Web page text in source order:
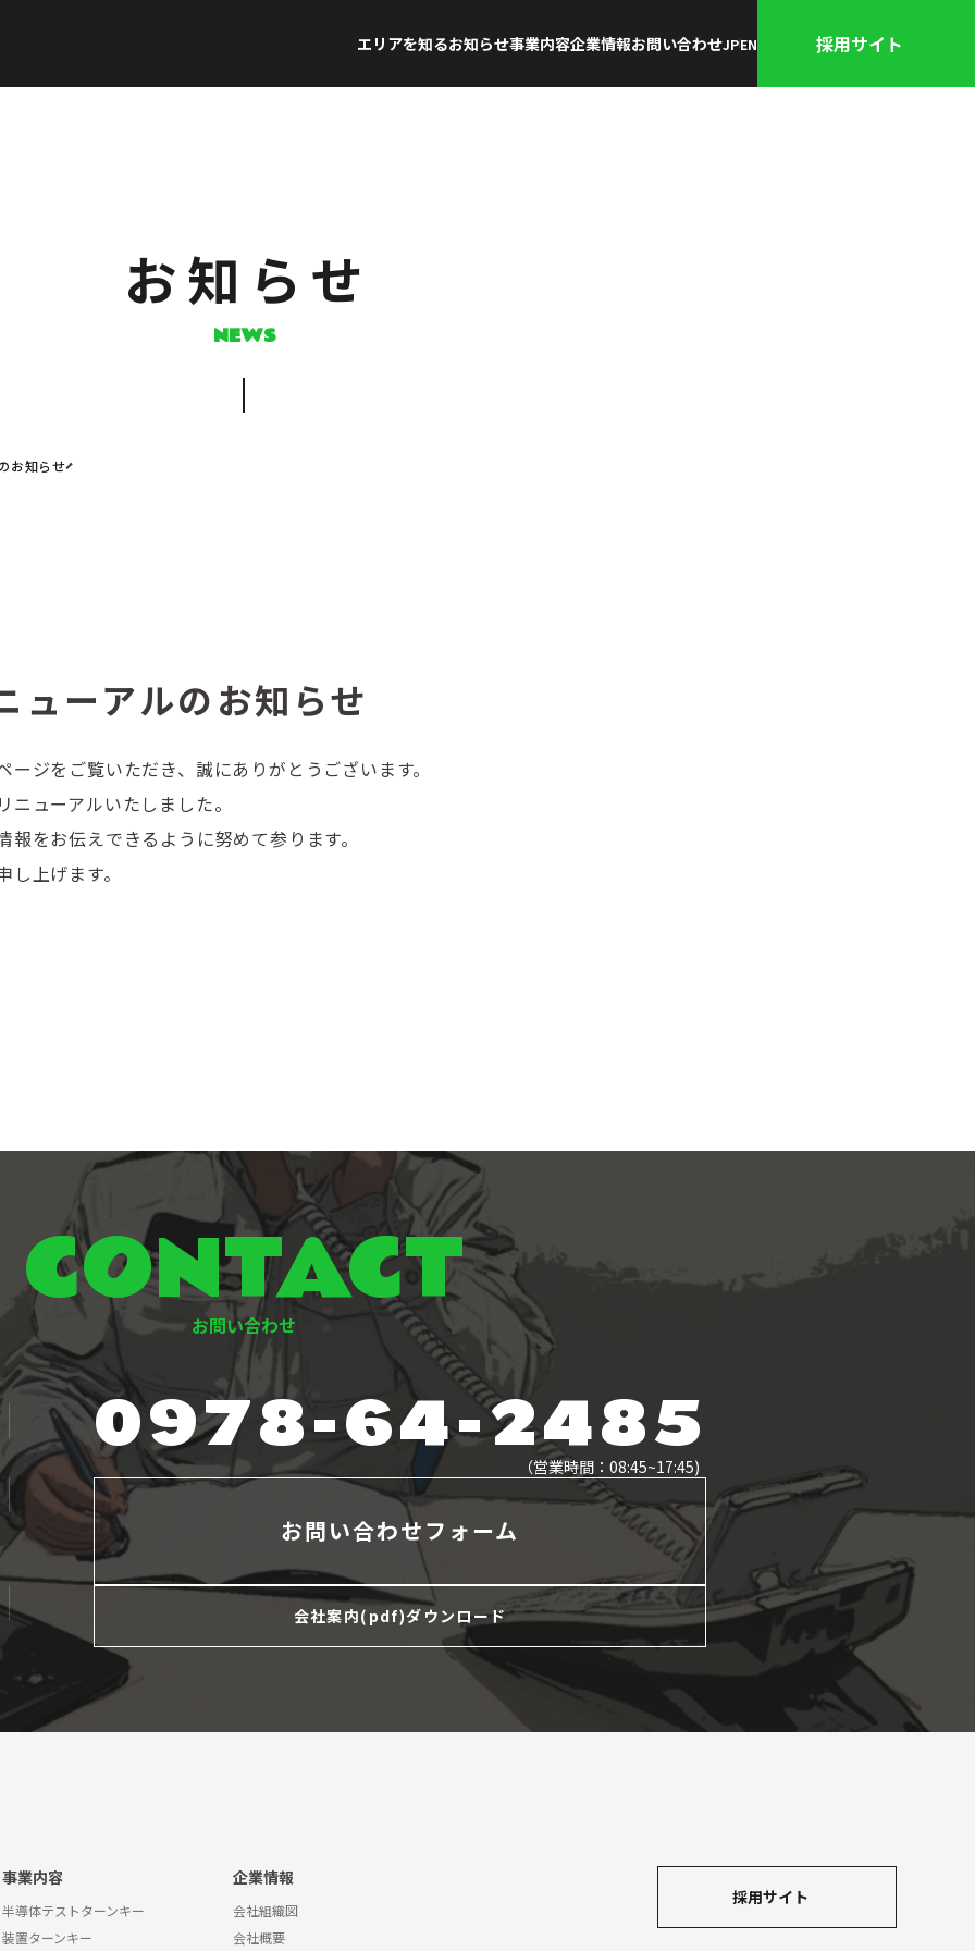
エリアを知るお知らせ事業内容企業情報お問い合わせJPEN 採用サイト
お知らせ
NEWS
お知らせ
ューアルのお知らせ
ジをご覧いただき、誠にありがとうございます。
ューアルいたしました。
をお伝えできるように努めて参ります。
上げます。
CONTACT
お問い合わせ
0978-64-2485
（営業時間：08:45~17:45)
お問い合わせフォーム
会社案内(pdf)ダウンロード
事業内容
半導体テストターンキー
装置ターンキー
企業情報
会社組織図
会社概要
採用サイト